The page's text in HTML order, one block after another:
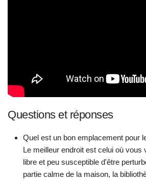
Questions et réponses
Quel est un bon emplacement pour
Le meilleur endroit est celui où vous
libre et peu susceptible d'être
partie calme de la maison, la